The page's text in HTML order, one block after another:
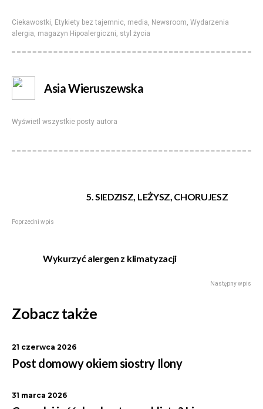
Ciekawostki, Etykiety bez tajemnic, media, Newsroom, Wydarzenia
alergia, magazyn Hipoalergiczni, styl życia
Asia Wieruszewska
Wyświetl wszystkie posty autora
5. SIEDZISZ, LEŻYSZ, CHORUJESZ
Poprzedni wpis
Wykurzyć alergen z klimatyzacji
Następny wpis
Zobacz także
21 czerwca 2026
Post domowy okiem siostry Ilony
31 marca 2026